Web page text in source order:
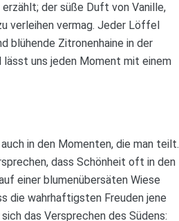
der süße Duft von Vanille,
verleihen vermag. Jeder Löffel
blühende Zitronenhaine in der
lässt uns jeden Moment mit einem
in den Momenten, die man teilt.
dass Schönheit oft in den
einer blumenübersäten Wiese
die wahrhaftigsten Freuden jene
das Versprechen des Südens: